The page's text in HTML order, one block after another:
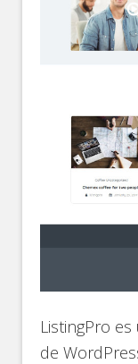
ListingPro
de